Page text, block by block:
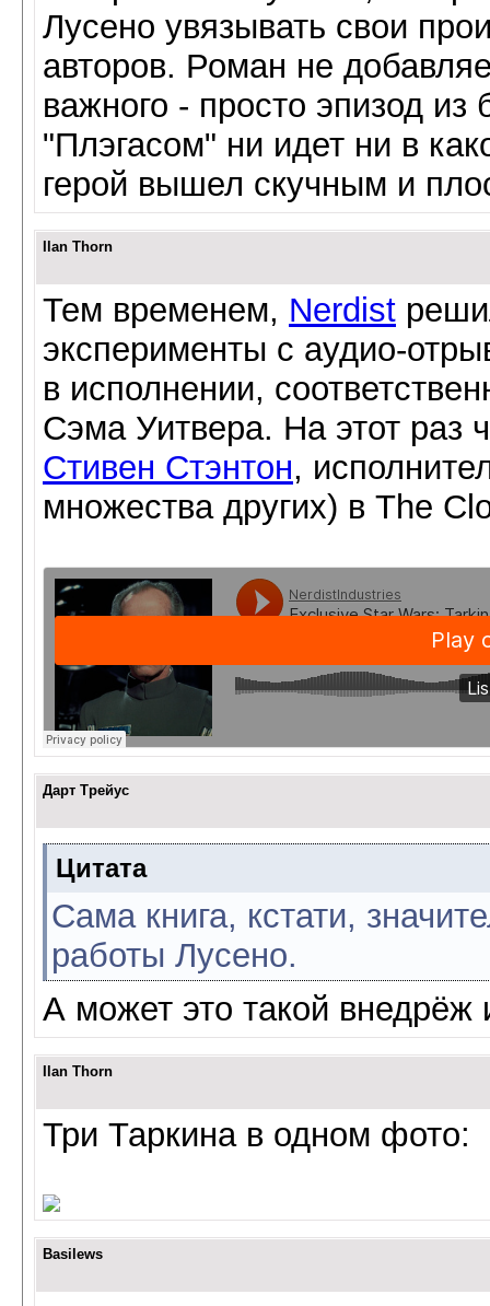
Лусено увязывать свои
авторов. Роман не
важного - просто эпизод
"Плэгасом" ни идет ни в
герой вышел скучным и
Ilan Thorn
Тем временем, Nerdist
эксперименты с аудио-
в исполнении,
Сэма Уитвера. На этот раз
Стивен Стэнтон,
множества других) в The
Дарт Трейус
Цитата
Сама книга, кстати,
работы Лусено.
А может это такой
Ilan Thorn
Три Таркина в одном фото:
Basilews